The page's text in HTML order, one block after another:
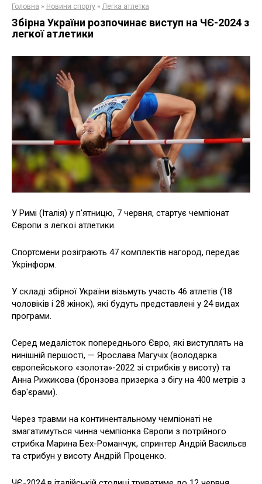
Головна » Новини спорту » Легка атлетка
Збірна України розпочинає виступ на ЧЄ-2024 з
легкої атлетики
У Римі (Італія) у п'ятницю, 7 червня, стартує чемпіонат
Європи з легкої атлетики.
Спортсмени розіграють 47 комплектів нагород, передає
Укрінформ.
У складі збірної України візьмуть участь 46 атлетів (18
чоловіків і 28 жінок), які будуть представлені у 24 видах
програми.
Серед медалісток попереднього Євро, які виступлять на
нинішній першості, — Ярослава Магучіх (володарка
європейського «золота»-2022 зі стрибків у висоту) та
Анна Рижикова (бронзова призерка з бігу на 400 метрів з
бар'єрами).
Через травми на континентальному чемпіонаті не
змагатимуться чинна чемпіонка Європи з потрійного
стрибка Марина Бех-Романчук, спринтер Андрій Васильєв
та стрибун у висоту Андрій Проценко.